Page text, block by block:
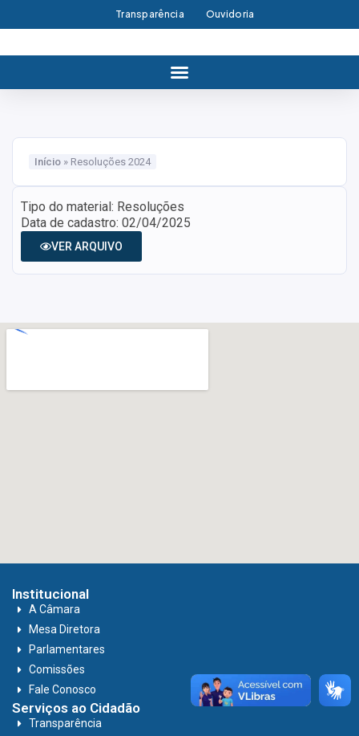
Transparência Ouvidoria
Início » Resoluções 2024
Tipo do material: Resoluções
Data de cadastro: 02/04/2025
VER ARQUIVO
Institucional
A Câmara
Mesa Diretora
Parlamentares
Comissões
Fale Conosco
Serviços ao Cidadão
Transparência